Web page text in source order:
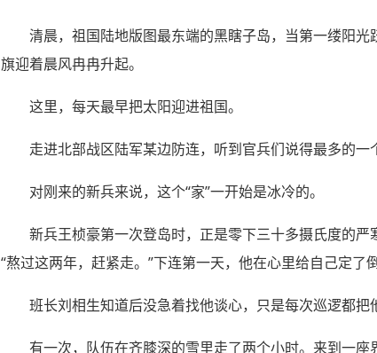
清晨，祖国陆地版图最东端的黑瞎子岛，当第一缕阳
旗迎着晨风冉冉升起。
这里，每天最早把太阳迎进祖国。
走进北部战区陆军某边防连，听到官兵们说得最多的一
对刚来的新兵来说，这个“家”一开始是冰冷的。
新兵王桢豪第一次登岛时，正是零下三十多摄氏度的
“熬过这两年，赶紧走。”下连第一天，他在心里给自己定了
班长刘相生知道后没急着找他谈心，只是每次巡逻都把
有一次，队伍在齐膝深的雪里走了两个小时。来到一